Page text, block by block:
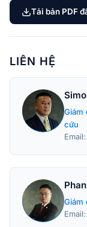
Tải bản PDF
LIÊN HỆ
Giám
cứu
Email:
Giám
Email: